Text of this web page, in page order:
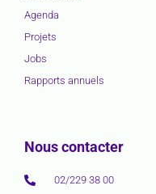
Agenda
Projets
Jobs
Rapports annuels
Nous contacter
02/229 38 00